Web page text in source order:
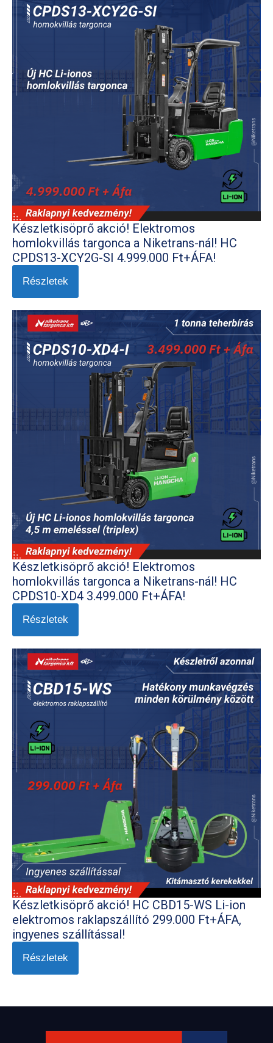
Készletkisöprő akció! Elektromos
homlokvillás targonca a Niketrans-nál! HC
CPDS13-XCY2G-SI 4.999.000 Ft+ÁFA!
Részletek
Készletkisöprő akció! Elektromos
homlokvillás targonca a Niketrans-nál! HC
CPDS10-XD4 3.499.000 Ft+ÁFA!
Részletek
Készletkisöprő akció! HC CBD15-WS Li-ion
elektromos raklapszállító 299.000 Ft+ÁFA,
ingyenes szállítással!
Részletek